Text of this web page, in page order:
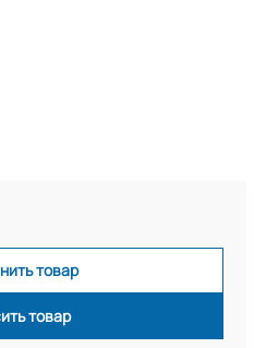
товар
товар